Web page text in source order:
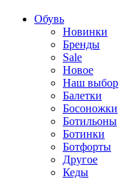
Обувь
Новинки
Бренды
Sale
Новое
Наш выбор
Балетки
Босоножки
Ботильоны
Ботинки
Ботфорты
Другое
Кеды